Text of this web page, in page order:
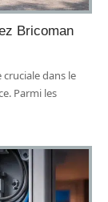
Bricoman
dans le
Parmi les